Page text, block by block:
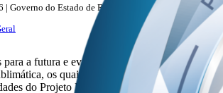
do Estado de Rondônia
a futura e eventual aquisição de insumos
os quais serão utilizados para
do Projeto Pintando a Liberdade,